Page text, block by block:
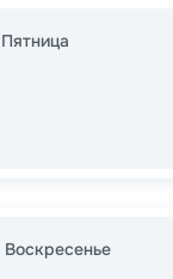
Пятница
Воскресенье